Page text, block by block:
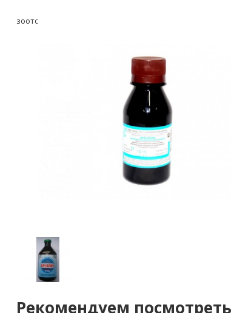
зоотоваров
Рекомендуем посмотреть